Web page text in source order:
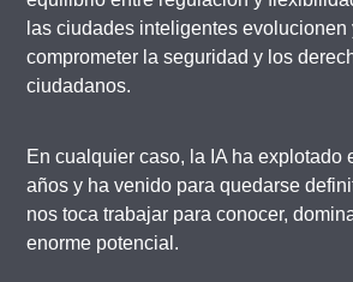
las ciudades inteligentes evolucionen
comprometer la seguridad y los
ciudadanos.
En cualquier caso, la IA ha explotado
años y ha venido para quedarse
nos toca trabajar para conocer,
enorme potencial.